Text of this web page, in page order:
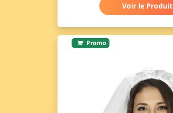
Voir le Produit
Promo